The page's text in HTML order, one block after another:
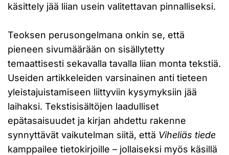
käsittely jää liian usein valitettavan pinnalliseksi.
Teoksen perusongelmana onkin se, että
pieneen sivumäärään on sisällytetty
temaattisesti sekavalla tavalla liian monta tekstiä.
Useiden artikkeleiden varsinainen anti tieteen
yleistajuistamiseen liittyviin kysymyksiin jää
laihaksi. Tekstisisältöjen laadulliset
epätasaisuudet ja kirjan ahdettu rakenne
synnyttävät vaikutelman siitä, että Viheliäs tiede
kamppailee tietokirjoille – jollaiseksi myös käsillä